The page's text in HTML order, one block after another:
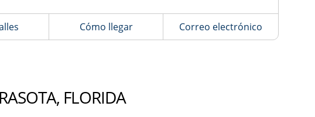
Cómo llegar Correo electrónico
FLORIDA